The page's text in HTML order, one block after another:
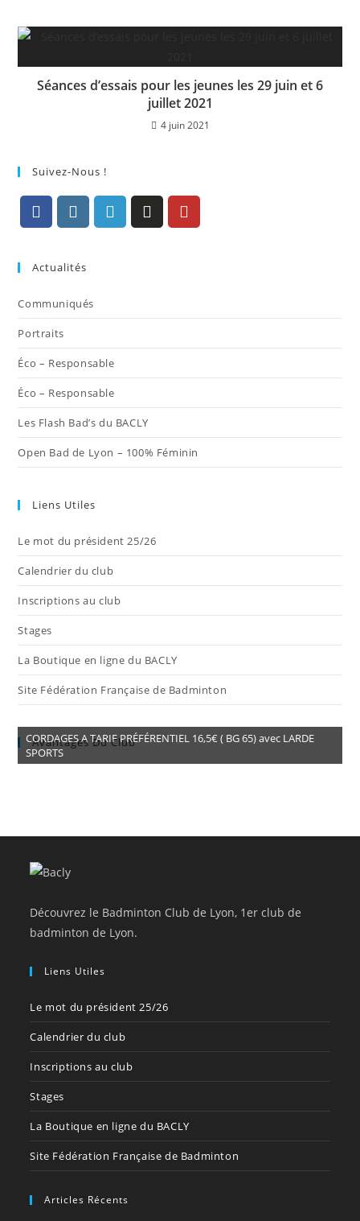
Séances d’essais pour les jeunes les 29 juin et 6
juillet 2021
4 juin 2021
Suivez-Nous !
un
nouvel
nouvel
Actualités
Communiqués
Portraits
Éco – Responsable
Éco – Responsable
Les Flash Bad’s du BACLY
Open Bad de Lyon – 100% Féminin
Liens Utiles
Le mot du président 25/26
Calendrier du club
Inscriptions au club
Stages
La Boutique en ligne du BACLY
Site Fédération Française de Badminton
Avantages Du Club
CORDAGES A TARIF PRÉFÉRENTIEL 16,5€ ( BG 65) avec LARDE
SPORTS
Découvrez le Badminton Club de Lyon, 1er club de
badminton de Lyon.
Liens Utiles
Le mot du président 25/26
Calendrier du club
Inscriptions au club
Stages
La Boutique en ligne du BACLY
Site Fédération Française de Badminton
Articles Récents